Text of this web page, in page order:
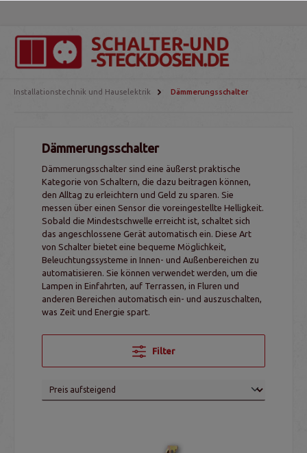
Installationstechnik und Hauselektrik Dämmerungsschalter
Dämmerungsschalter
Dämmerungsschalter sind eine äußerst praktische
Kategorie von Schaltern, die dazu beitragen können,
den Alltag zu erleichtern und Geld zu sparen. Sie
messen über einen Sensor die voreingestellte Helligkeit.
Sobald die Mindestschwelle erreicht ist, schaltet sich
das angeschlossene Gerät automatisch ein. Diese Art
von Schalter bietet eine bequeme Möglichkeit,
Beleuchtungssysteme in Innen- und Außenbereichen zu
automatisieren. Sie können verwendet werden, um die
Lampen in Einfahrten, auf Terrassen, in Fluren und
anderen Bereichen automatisch ein- und auszuschalten,
was Zeit und Energie spart.
Filter